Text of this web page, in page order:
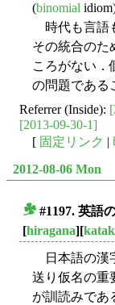
(binomial
時代も言語
その統合のた
ころがない．
の問題である
Referrer (Inside):
[2013-09-30-1]
[ 固定リンク |
2012-08-06 Mon
#1197. 英語
[hiragana][
日本語の漢
送り仮名の重
が訓読みであ